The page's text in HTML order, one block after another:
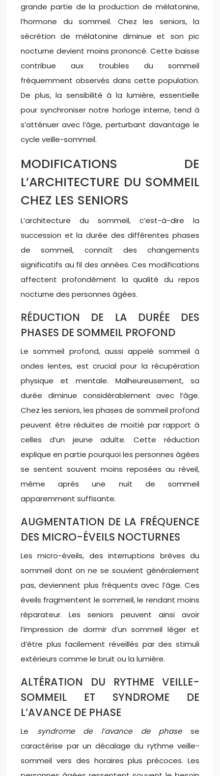
grande partie de la production de mélatonine,
l’hormone du sommeil. Chez les seniors, la
sécrétion de mélatonine diminue et son pic
nocturne devient moins prononcé. Cette baisse
contribue aux troubles du sommeil
fréquemment observés dans cette population.
De plus, la sensibilité à la lumière, essentielle
pour synchroniser notre horloge interne, tend à
s’atténuer avec l’âge, perturbant davantage le
cycle veille-sommeil.
MODIFICATIONS DE
L’ARCHITECTURE DU SOMMEIL
CHEZ LES SENIORS
L’architecture du sommeil, c’est-à-dire la
succession et la durée des différentes phases
de sommeil, connaît des changements
significatifs au fil des années. Ces modifications
affectent profondément la qualité du repos
nocturne des personnes âgées.
RÉDUCTION DE LA DURÉE DES
PHASES DE SOMMEIL PROFOND
Le sommeil profond, aussi appelé sommeil à
ondes lentes, est crucial pour la récupération
physique et mentale. Malheureusement, sa
durée diminue considérablement avec l’âge.
Chez les seniors, les phases de sommeil profond
peuvent être réduites de moitié par rapport à
celles d’un jeune adulte. Cette réduction
explique en partie pourquoi les personnes âgées
se sentent souvent moins reposées au réveil,
même après une nuit de sommeil
apparemment suffisante.
AUGMENTATION DE LA FRÉQUENCE
DES MICRO-ÉVEILS NOCTURNES
Les micro-éveils, des interruptions brèves du
sommeil dont on ne se souvient généralement
pas, deviennent plus fréquents avec l’âge. Ces
éveils fragmentent le sommeil, le rendant moins
réparateur. Les seniors peuvent ainsi avoir
l’impression de dormir d’un sommeil léger et
d’être plus facilement réveillés par des stimuli
extérieurs comme le bruit ou la lumière.
ALTÉRATION DU RYTHME VEILLE-
SOMMEIL ET SYNDROME DE
L’AVANCE DE PHASE
Le syndrome de l’avance de phasese
caractérise par un décalage du rythme veille-
sommeil vers des horaires plus précoces. Les